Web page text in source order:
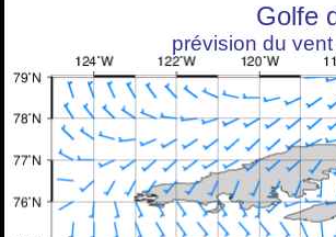
Golfe
prévision du